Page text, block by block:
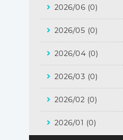
2026/06 (0)
2026/05 (0)
2026/04 (0)
2026/03 (0)
2026/02 (0)
2026/01 (0)